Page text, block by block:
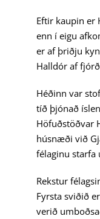
Eftir kaupin er
enn í eigu
er af þriðju
Halldór af
Héðinn var
tíð þjónað
Höfuðstöðvar
húsnæði við
félaginu starfa
Rekstur
Fyrsta sviðið
verið